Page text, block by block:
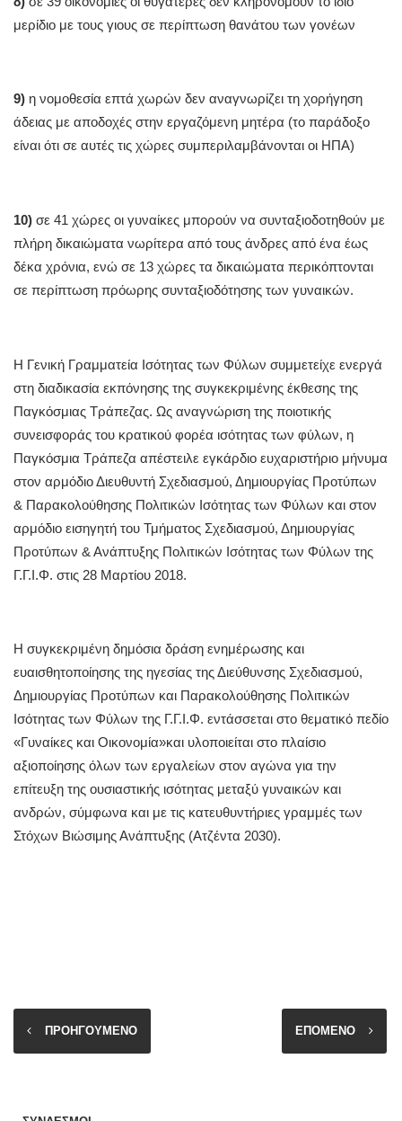
μερίδιο με τους γιους σε περίπτωση θανάτου των γονέων
9) η νομοθεσία επτά χωρών δεν αναγνωρίζει τη χορήγηση
άδειας με αποδοχές στην εργαζόμενη μητέρα (το παράδοξο
είναι ότι σε αυτές τις χώρες συμπεριλαμβάνονται οι ΗΠΑ)
10) σε 41 χώρες οι γυναίκες μπορούν να συνταξιοδοτηθούν με
πλήρη δικαιώματα νωρίτερα από τους άνδρες από ένα έως
δέκα χρόνια, ενώ σε 13 χώρες τα δικαιώματα περικόπτονται
σε περίπτωση πρόωρης συνταξιοδότησης των γυναικών.
Η Γενική Γραμματεία Ισότητας των Φύλων συμμετείχε ενεργά
στη διαδικασία εκπόνησης της συγκεκριμένης έκθεσης της
Παγκόσμιας Τράπεζας. Ως αναγνώριση της ποιοτικής
συνεισφοράς του κρατικού φορέα ισότητας των φύλων, η
Παγκόσμια Τράπεζα απέστειλε εγκάρδιο ευχαριστήριο μήνυμα
στον αρμόδιο Διευθυντή Σχεδιασμού, Δημιουργίας Προτύπων
& Παρακολούθησης Πολιτικών Ισότητας των Φύλων και στον
αρμόδιο εισηγητή του Τμήματος Σχεδιασμού, Δημιουργίας
Προτύπων & Ανάπτυξης Πολιτικών Ισότητας των Φύλων της
Γ.Γ.Ι.Φ. στις 28 Μαρτίου 2018.
Η συγκεκριμένη δημόσια δράση ενημέρωσης και
ευαισθητοποίησης της ηγεσίας της Διεύθυνσης Σχεδιασμού,
Δημιουργίας Προτύπων και Παρακολούθησης Πολιτικών
Ισότητας των Φύλων της Γ.Γ.Ι.Φ. εντάσσεται στο θεματικό πεδίο
«Γυναίκες και Οικονομία»και υλοποιείται στο πλαίσιο
αξιοποίησης όλων των εργαλείων στον αγώνα για την
επίτευξη της ουσιαστικής ισότητας μεταξύ γυναικών και
ανδρών, σύμφωνα και με τις κατευθυντήριες γραμμές των
Στόχων Βιώσιμης Ανάπτυξης (Ατζέντα 2030).
ΠΡΟΗΓΟΥΜΕΝΟ ΕΠΟΜΕΝΟ